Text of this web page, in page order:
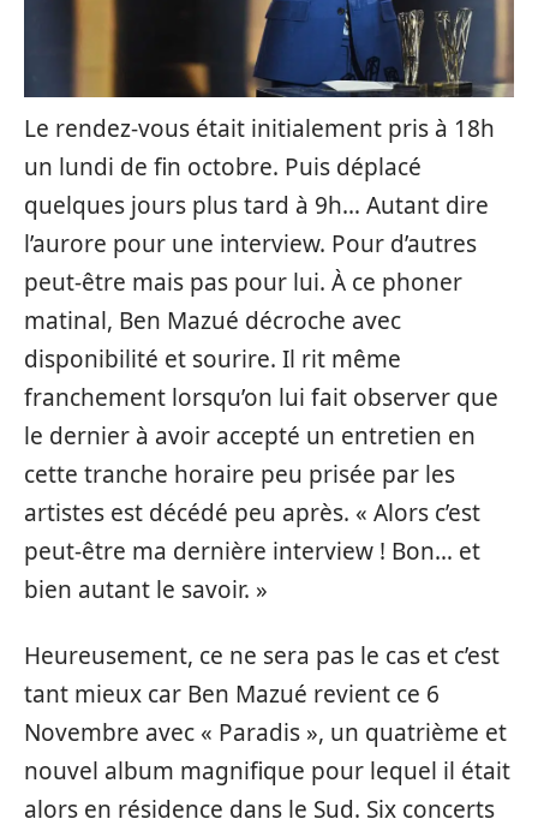
Le rendez-vous était initialement pris à 18h
un lundi de fin octobre. Puis déplacé
quelques jours plus tard à 9h… Autant dire
l’aurore pour une interview. Pour d’autres
peut-être mais pas pour lui. À ce phoner
matinal, Ben Mazué décroche avec
disponibilité et sourire. Il rit même
franchement lorsqu’on lui fait observer que
le dernier à avoir accepté un entretien en
cette tranche horaire peu prisée par les
artistes est décédé peu après. « Alors c’est
peut-être ma dernière interview ! Bon… et
bien autant le savoir. »
Heureusement, ce ne sera pas le cas et c’est
tant mieux car Ben Mazué revient ce 6
Novembre avec « Paradis », un quatrième et
nouvel album magnifique pour lequel il était
alors en résidence dans le Sud. Six concerts